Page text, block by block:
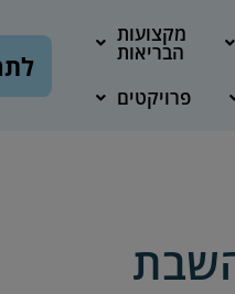
מקצועות
הבריאות
פרויקטים